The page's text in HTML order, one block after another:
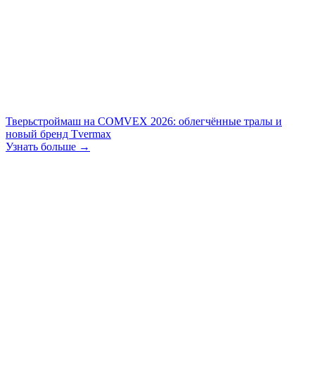
Тверьстроймаш на COMVEX 2026: облегчённые тралы и
новый бренд Tvermax
Узнать больше →